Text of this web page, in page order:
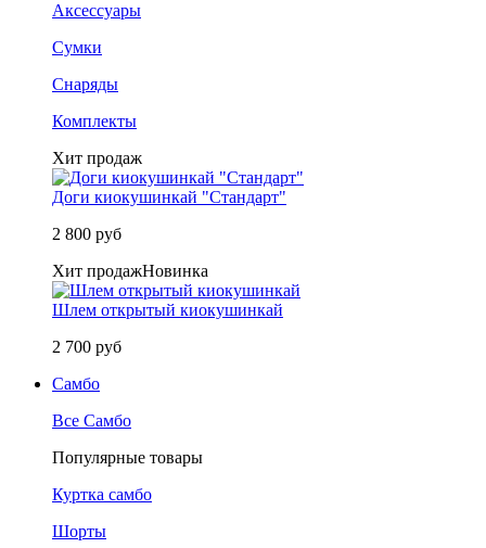
Аксессуары
Сумки
Снаряды
Комплекты
Хит продаж
Доги киокушинкай "Стандарт"
2 800 руб
Хит продажНовинка
Шлем открытый киокушинкай
2 700 руб
Самбо
Все Самбо
Популярные товары
Куртка самбо
Шорты